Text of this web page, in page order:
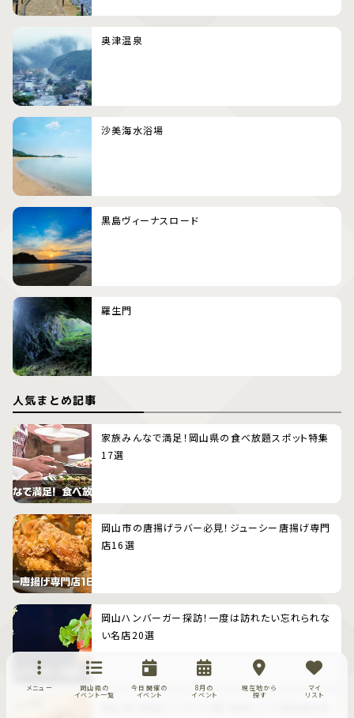
奥津温泉
沙美海水浴場
黒島ヴィーナスロード
羅生門
人気まとめ記事
家族みんなで満足！岡山県の食べ放題スポット特集
17選
岡山市の唐揚げラバー必見！ジューシー唐揚げ専門
店16選
岡山ハンバーガー探訪！一度は訪れたい忘れられな
い名店20選
メニュー
岡山県の
イベント一覧
今日開催の
イベント
8月の
イベント
現在地から
探す
マイ
リスト